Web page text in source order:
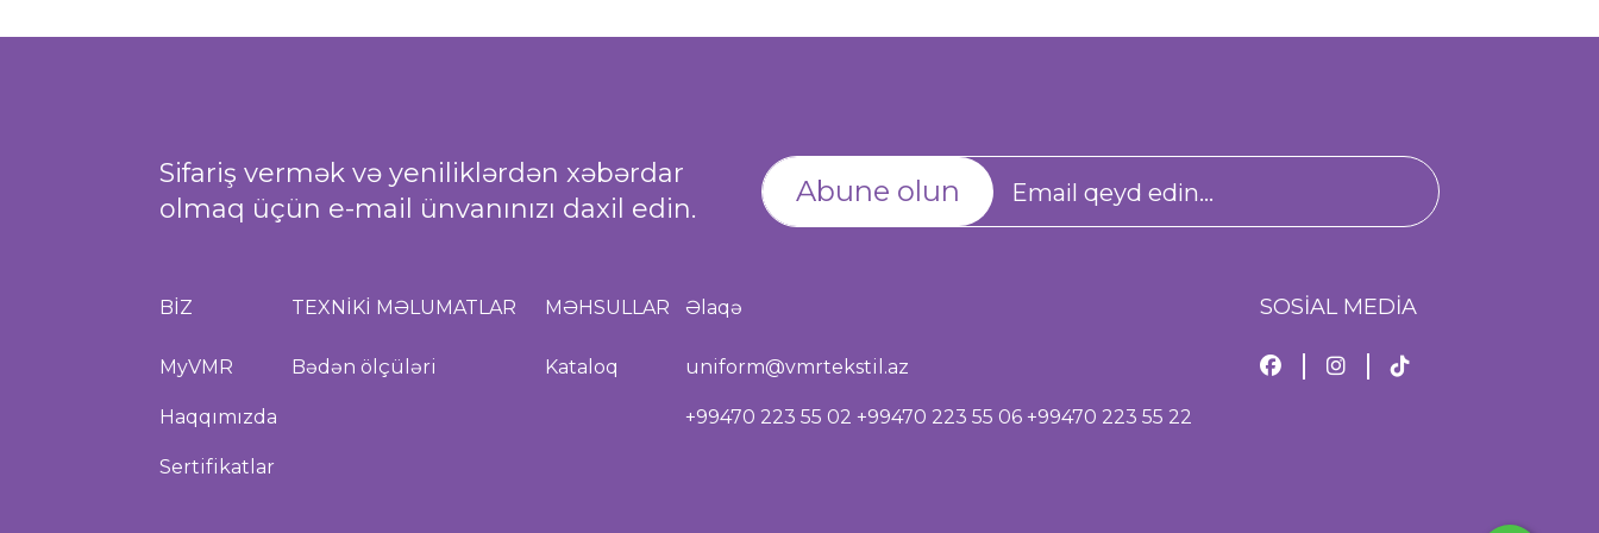
Sifariş vermək və yeniliklərdən xəbərdar
olmaq üçün e-mail ünvanınızı daxil edin.
Abune olun
BİZ TEXNİKİ MƏLUMATLAR MƏHSULLAR Əlaqə SOSİAL MEDİA
MyVMR Bədən ölçüləri Kataloq uniform@vmrtekstil.az
Haqqımızda +99470 223 55 02 +99470 223 55 06 +99470 223 55 22
Sertifikatlar